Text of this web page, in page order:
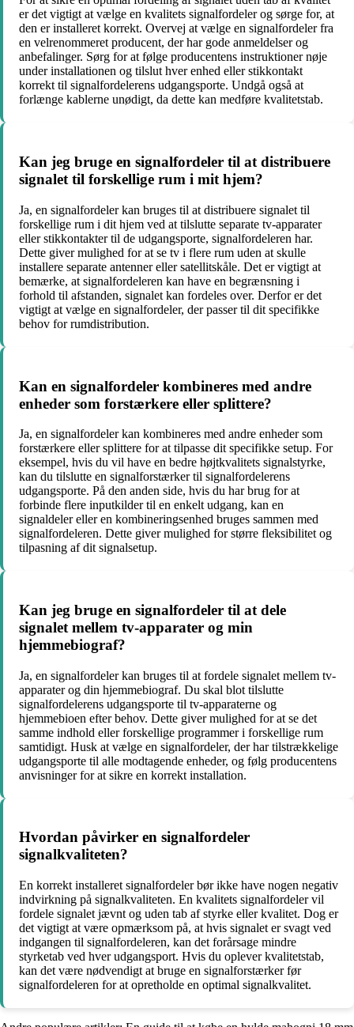
er det vigtigt at vælge en kvalitets signalfordeler og sørge for, at
den er installeret korrekt. Overvej at vælge en signalfordeler fra
en velrenommeret producent, der har gode anmeldelser og
anbefalinger. Sørg for at følge producentens instruktioner nøje
under installationen og tilslut hver enhed eller stikkontakt
korrekt til signalfordelerens udgangsporte. Undgå også at
forlænge kablerne unødigt, da dette kan medføre kvalitetstab.
Kan jeg bruge en signalfordeler til at distribuere
signalet til forskellige rum i mit hjem?
Ja, en signalfordeler kan bruges til at distribuere signalet til
forskellige rum i dit hjem ved at tilslutte separate tv-apparater
eller stikkontakter til de udgangsporte, signalfordeleren har.
Dette giver mulighed for at se tv i flere rum uden at skulle
installere separate antenner eller satellitskåle. Det er vigtigt at
bemærke, at signalfordeleren kan have en begrænsning i
forhold til afstanden, signalet kan fordeles over. Derfor er det
vigtigt at vælge en signalfordeler, der passer til dit specifikke
behov for rumdistribution.
Kan en signalfordeler kombineres med andre
enheder som forstærkere eller splittere?
Ja, en signalfordeler kan kombineres med andre enheder som
forstærkere eller splittere for at tilpasse dit specifikke setup. For
eksempel, hvis du vil have en bedre højtkvalitets signalstyrke,
kan du tilslutte en signalforstærker til signalfordelerens
udgangsporte. På den anden side, hvis du har brug for at
forbinde flere inputkilder til en enkelt udgang, kan en
signaldeler eller en kombineringsenhed bruges sammen med
signalfordeleren. Dette giver mulighed for større fleksibilitet og
tilpasning af dit signalsetup.
Kan jeg bruge en signalfordeler til at dele
signalet mellem tv-apparater og min
hjemmebiograf?
Ja, en signalfordeler kan bruges til at fordele signalet mellem tv-
apparater og din hjemmebiograf. Du skal blot tilslutte
signalfordelerens udgangsporte til tv-apparaterne og
hjemmebioen efter behov. Dette giver mulighed for at se det
samme indhold eller forskellige programmer i forskellige rum
samtidigt. Husk at vælge en signalfordeler, der har tilstrækkelige
udgangsporte til alle modtagende enheder, og følg producentens
anvisninger for at sikre en korrekt installation.
Hvordan påvirker en signalfordeler
signalkvaliteten?
En korrekt installeret signalfordeler bør ikke have nogen negativ
indvirkning på signalkvaliteten. En kvalitets signalfordeler vil
fordele signalet jævnt og uden tab af styrke eller kvalitet. Dog er
det vigtigt at være opmærksom på, at hvis signalet er svagt ved
indgangen til signalfordeleren, kan det forårsage mindre
styrketab ved hver udgangsport. Hvis du oplever kvalitetstab,
kan det være nødvendigt at bruge en signalforstærker før
signalfordeleren for at opretholde en optimal signalkvalitet.